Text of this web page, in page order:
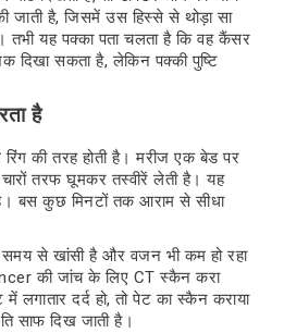
जाती है, जिसमें उस हिस्से से थोड़ा सा
यह पक्का पता चलता है कि वह कैंसर
दिखा सकता है, लेकिन पक्की पुष्टि
है
की तरह होती है। मरीज एक बेड पर
तरफ घूमकर तस्वीरें लेती है। यह
है। बस कुछ मिनटों तक आराम से सीधा
समय से खांसी है और वजन भी कम हो रहा
की जांच के लिए CT स्कैन करा
दर्द हो, तो पेट का स्कैन कराया
साफ दिख जाती है।